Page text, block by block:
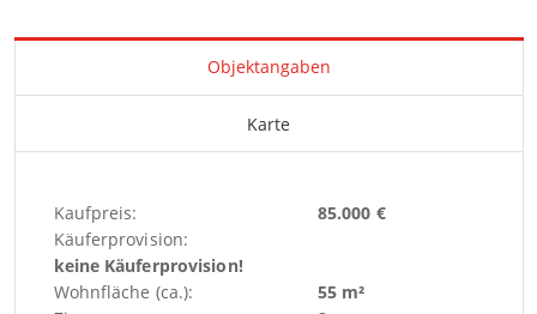
Objektangaben
Karte
Kaufpreis:
85.000 €
Käuferprovision:
keine Käuferprovision!
Wohnfläche (ca.):
55 m²